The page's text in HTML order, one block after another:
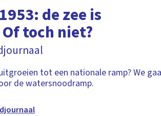
de zee is
toch niet?
tot een nationale ramp? We
de watersnoodramp.